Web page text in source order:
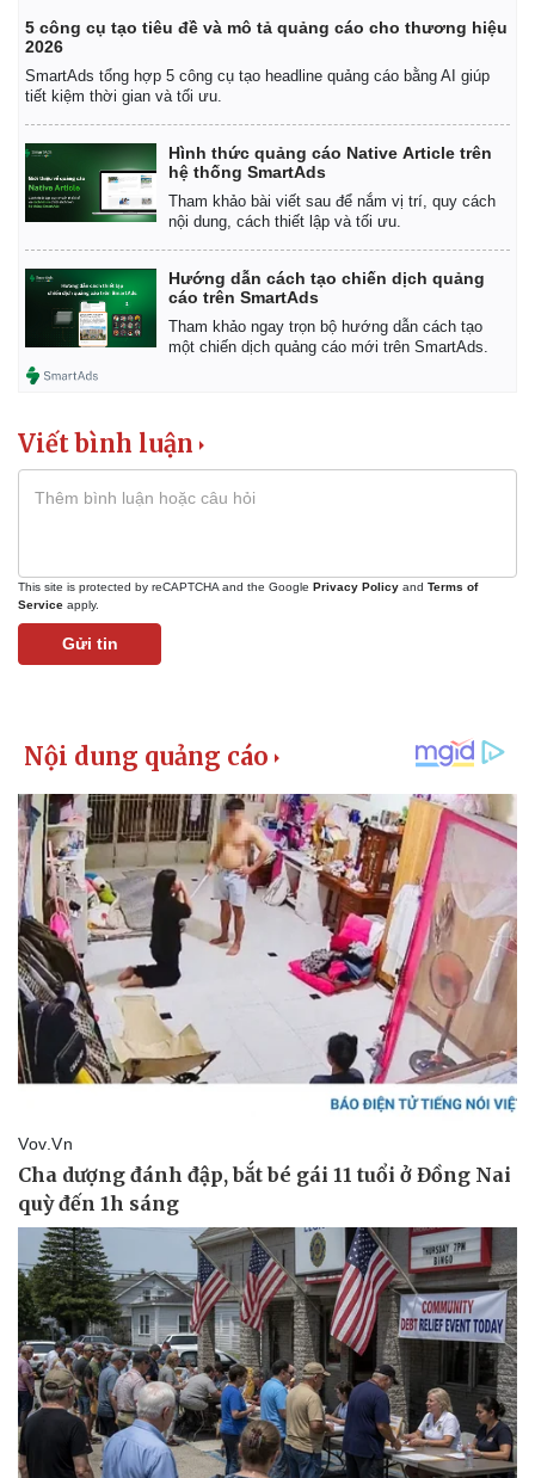
Pháp luật
Vụ án
Tin nóng
Tư vấn luật
Quân sự - Quốc phòng
Vũ khí
Việt Nam
Phân tích
5 công cụ tạo tiêu đề và mô tả quảng cáo cho thương hiệu
2026
SmartAds tổng hợp 5 công cụ tạo headline quảng cáo bằng AI giúp
tiết kiệm thời gian và tối ưu.
Hình thức quảng cáo Native Article trên
hệ thống SmartAds
Tham khảo bài viết sau để nắm vị trí, quy cách
nội dung, cách thiết lập và tối ưu.
Hướng dẫn cách tạo chiến dịch quảng
cáo trên SmartAds
Tham khảo ngay trọn bộ hướng dẫn cách tạo
một chiến dịch quảng cáo mới trên SmartAds.
Viết bình luận
This site is protected by reCAPTCHA and the Google Privacy Policy and Terms of
Service apply.
Gửi tin